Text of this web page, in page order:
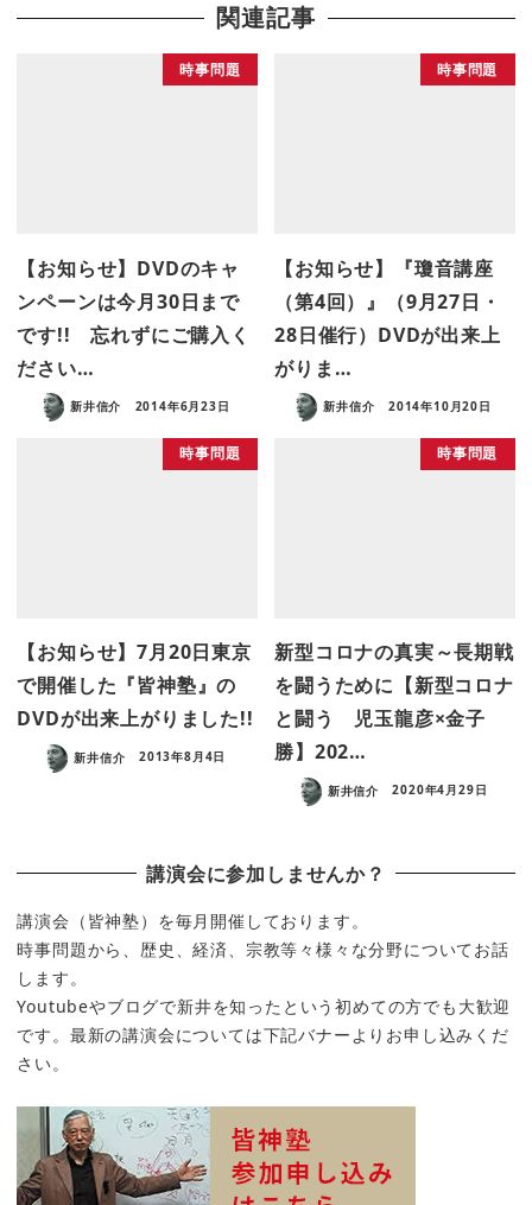
関連記事
時事問題
【お知らせ】DVDのキャ
ンペーンは今月30日まで
です!! 忘れずにご購入く
ださい…
新井信介 2014年6月23日
時事問題
【お知らせ】『瓊音講座
（第4回）』（9月27日・
28日催行）DVDが出来上
がりま…
新井信介 2014年10月20日
時事問題
【お知らせ】7月20日東京
で開催した『皆神塾』の
DVDが出来上がりました!!
新井信介 2013年8月4日
時事問題
新型コロナの真実～長期戦
を闘うために【新型コロナ
と闘う 児玉龍彦×金子
勝】202…
新井信介 2020年4月29日
講演会に参加しませんか？
講演会（皆神塾）を毎月開催しております。
時事問題から、歴史、経済、宗教等々様々な分野についてお話
します。
Youtubeやブログで新井を知ったという初めての方でも大歓迎
です。最新の講演会については下記バナーよりお申し込みくだ
さい。